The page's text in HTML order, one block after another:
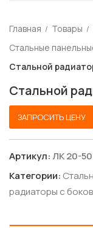
Главная Товары
Стальные
Стальной
Стальной
ЗАПРОСИТЬ ЦЕНУ
Артикул:ЛК 20-
Категории:
радиаторы с